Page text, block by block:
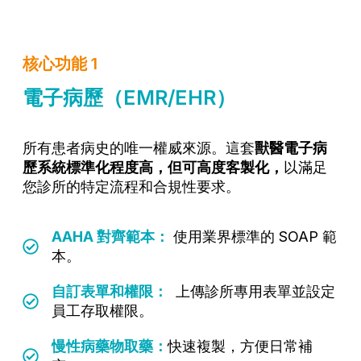
核心功能 1
電子病歷（EMR/EHR）
所有患者病史的唯一權威來源。這套獸醫電子病
歷系統標準化程度高，但可高度客製化， 以滿足
您診所的特定流程和合規性要求。
AAHA 對齊範本： 使用業界標準的 SOAP 範
本。
自訂表單和權限：
上傳診所專用表單並設定
員工存取權限。
慢性病藥物取藥：快速複製，方便日常補